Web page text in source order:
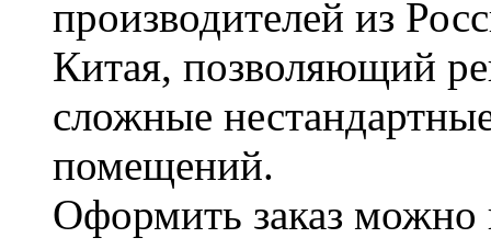
производителей из
Китая, позволяющий
сложные
помещений.
Оформить заказ можно